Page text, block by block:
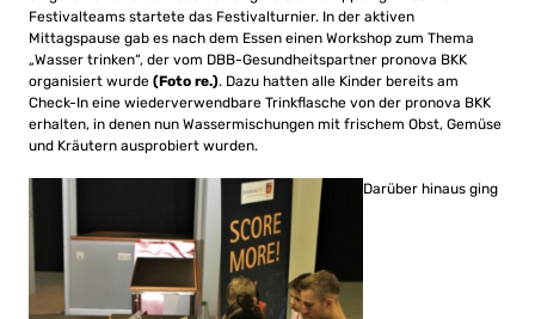
Festivalteams startete das Festivalturnier. In der aktiven
Mittagspause gab es nach dem Essen einen Workshop zum Thema
„Wasser trinken“, der vom DBB-Gesundheitspartner pronova BKK
organisiert wurde (Foto re.). Dazu hatten alle Kinder bereits am
Check-In eine wiederverwendbare Trinkflasche von der pronova BKK
erhalten, in denen nun Wassermischungen mit frischem Obst, Gemüse
und Kräutern ausprobiert wurden.
Darüber hinaus ging